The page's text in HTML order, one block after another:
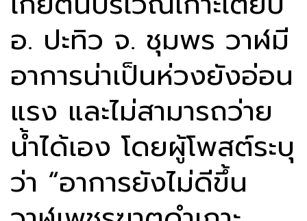
อ. ปะทิว จ. ชุมพร วาฬมี
อาการน่าเป็นห่วงยังอ่อน
แรง และไม่สามารถว่าย
น้ำได้เอง โดยผู้โพสต์ระบุ
ว่า “อาการยังไม่ดีขึ้น